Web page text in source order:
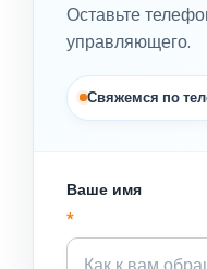
Оставьте
управляющего.
Свяжемся по
Ваше имя
*